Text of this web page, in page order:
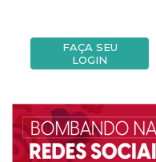
FAÇA SEU
LOGIN